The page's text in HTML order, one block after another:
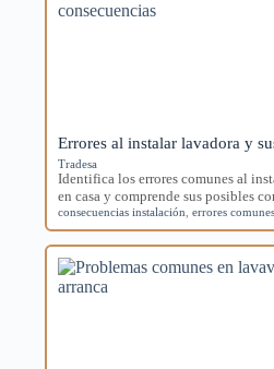
Errores al instalar lavadora y
Tradesa
Identifica los errores comunes al
en casa y comprende sus posibles
consecuencias instalación ,errores comunes